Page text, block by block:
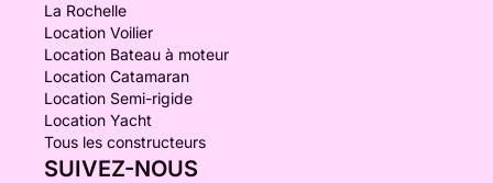
La Rochelle
Location Voilier
Location Bateau à moteur
Location Catamaran
Location Semi-rigide
Location Yacht
Tous les constructeurs
SUIVEZ-NOUS